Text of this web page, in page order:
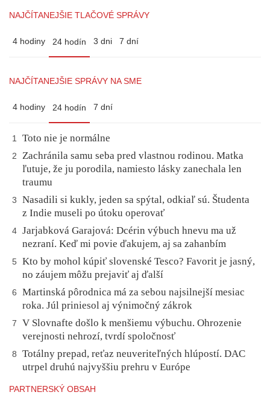
NAJČÍTANEJŠIE TLAČOVÉ SPRÁVY
4 hodiny 24 hodín 3 dni 7 dní
NAJČÍTANEJŠIE SPRÁVY NA SME
4 hodiny 24 hodín 7 dní
1 Toto nie je normálne
2
Zachránila samu seba pred vlastnou rodinou. Matka
ľutuje, že ju porodila, namiesto lásky zanechala len
traumu
3
Nasadili si kukly, jeden sa spýtal, odkiaľ sú. Študenta
z Indie museli po útoku operovať
4 Jarjabková Garajová: Dcérin výbuch hnevu ma už
nezraní. Keď mi povie ďakujem, aj sa zahanbím
5
Kto by mohol kúpiť slovenské Tesco? Favorit je jasný,
no záujem môžu prejaviť aj ďalší
6
Martinská pôrodnica má za sebou najsilnejší mesiac
roka. Júl priniesol aj výnimočný zákrok
7
V Slovnafte došlo k menšiemu výbuchu. Ohrozenie
verejnosti nehrozí, tvrdí spoločnosť
8
Totálny prepad, reťaz neuveriteľných hlúpostí. DAC
utrpel druhú najvyššiu prehru v Európe
PARTNERSKÝ OBSAH